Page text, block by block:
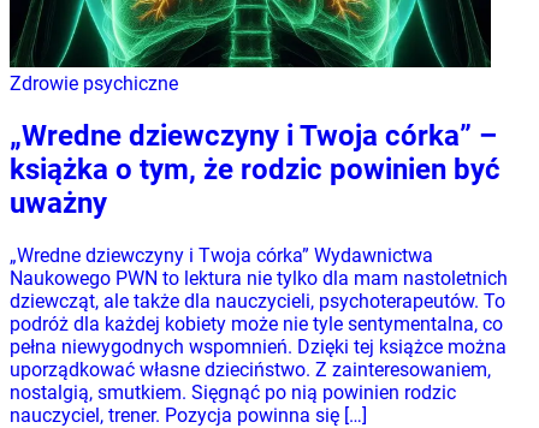
Zdrowie psychiczne
„Wredne dziewczyny i Twoja córka” –
książka o tym, że rodzic powinien być
uważny
„Wredne dziewczyny i Twoja córka” Wydawnictwa
Naukowego PWN to lektura nie tylko dla mam nastoletnich
dziewcząt, ale także dla nauczycieli, psychoterapeutów. To
podróż dla każdej kobiety może nie tyle sentymentalna, co
pełna niewygodnych wspomnień. Dzięki tej książce można
uporządkować własne dzieciństwo. Z zainteresowaniem,
nostalgią, smutkiem. Sięgnąć po nią powinien rodzic
nauczyciel, trener. Pozycja powinna się […]